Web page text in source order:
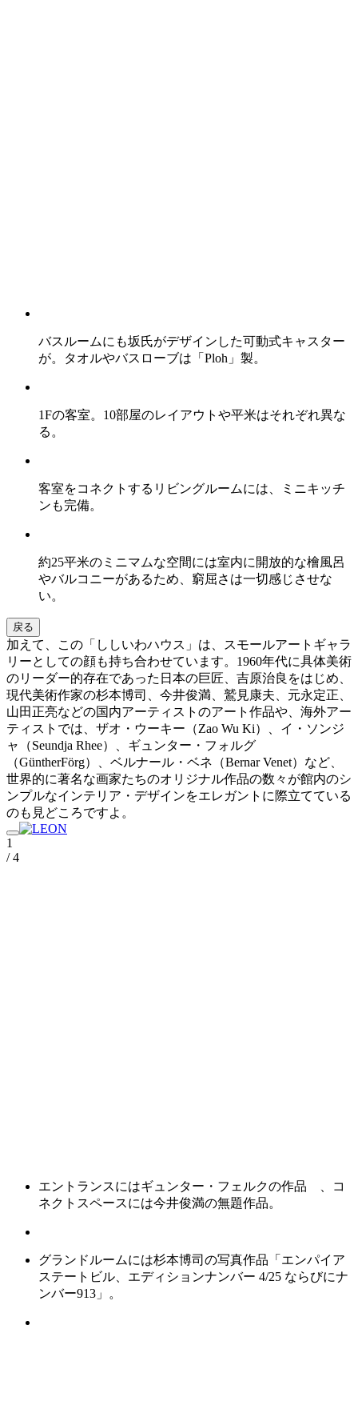
バスルームにも坂氏がデザインした可動式キャスター
が。タオルやバスローブは「Ploh」製。
1Fの客室。10部屋のレイアウトや平米はそれぞれ異な
る。
客室をコネクトするリビングルームには、ミニキッチ
ンも完備。
約25平米のミニマムな空間には室内に開放的な檜風呂
やバルコニーがあるため、窮屈さは一切感じさせな
い。
戻る
加えて、この「ししいわハウス」は、スモールアートギャラ
リーとしての顔も持ち合わせています。1960年代に具体美術
のリーダー的存在であった日本の巨匠、吉原治良をはじめ、
現代美術作家の杉本博司、今井俊満、鷲見康夫、元永定正、
山田正亮などの国内アーティストのアート作品や、海外アー
ティストでは、ザオ・ウーキー（Zao Wu Ki）、イ・ソンジ
ャ（Seundja Rhee）、ギュンター・フォルグ
（GüntherFörg）、ベルナール・ベネ（Bernar Venet）など、
世界的に著名な画家たちのオリジナル作品の数々が館内のシ
ンプルなインテリア・デザインをエレガントに際立てている
のも見どころですよ。
1
/ 4
エントランスにはギュンター・フェルクの作品 、コ
ネクトスペースには今井俊満の無題作品。
グランドルームには杉本博司の写真作品「エンパイア
ステートビル、エディションナンバー 4/25 ならびにナ
ンバー913」。